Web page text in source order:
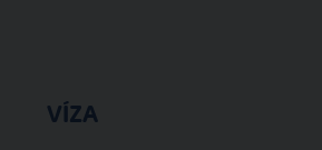
VÍZA